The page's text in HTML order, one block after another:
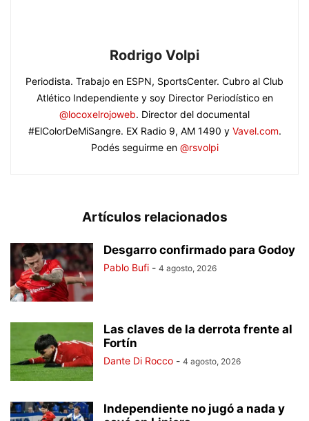
Rodrigo Volpi
Periodista. Trabajo en ESPN, SportsCenter. Cubro al Club
Atlético Independiente y soy Director Periodístico en
@locoxelrojoweb. Director del documental
#ElColorDeMiSangre. EX Radio 9, AM 1490 y Vavel.com.
Podés seguirme en @rsvolpi
Artículos relacionados
Desgarro confirmado para Godoy
Pablo Bufi - 4 agosto, 2026
Las claves de la derrota frente al
Fortín
Dante Di Rocco - 4 agosto, 2026
Independiente no jugó a nada y